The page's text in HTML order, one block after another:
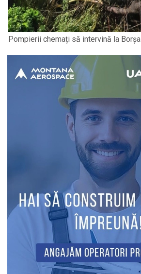
Pompierii chemați să intervină la Borșa